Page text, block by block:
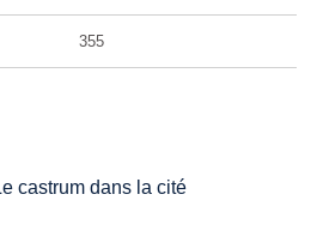
355
castrum dans la cité